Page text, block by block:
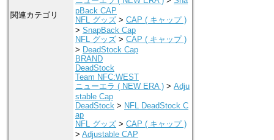
関連カテゴリ
pBack CAP
NFL グッズ >CAP ( キャップ )
>SnapBack Cap
NFL グッズ >CAP ( キャップ )
> DeadStock Cap
BRAND
DeadStock
Team NFC:WEST
ニューエラ ( NEW ERA ) >Adju
stable Cap
DeadStock > NFL DeadStock C
ap
NFL グッズ >CAP ( キャップ )
>Adjustable CAP